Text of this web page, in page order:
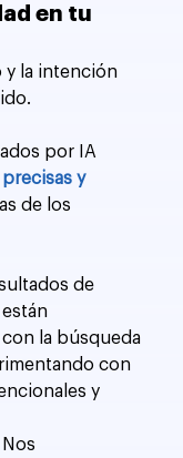
en tu
y la intención
por IA
y
de los
de
la búsqueda
con
y
Nos